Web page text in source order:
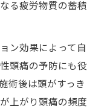
る疲労物質の蓄積
ン効果によって自
頭痛の予防にも役
術後は頭がすっき
上がり頭痛の頻度